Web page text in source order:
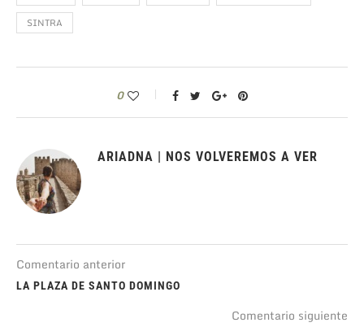
SINTRA
0
ARIADNA | NOS VOLVEREMOS A VER
Comentario anterior
LA PLAZA DE SANTO DOMINGO
Comentario siguiente